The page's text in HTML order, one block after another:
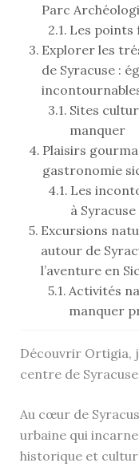
Parc
Les points
Explorer les
de Syracuse :
Sites
manquer
Plaisirs
gastronomie
Les
à Syracuse
Excursions
autour de
l’aventure en
Activités
manquer
Découvrir Ortigia,
centre de Syracuse
Au cœur de
urbaine qui
historique et